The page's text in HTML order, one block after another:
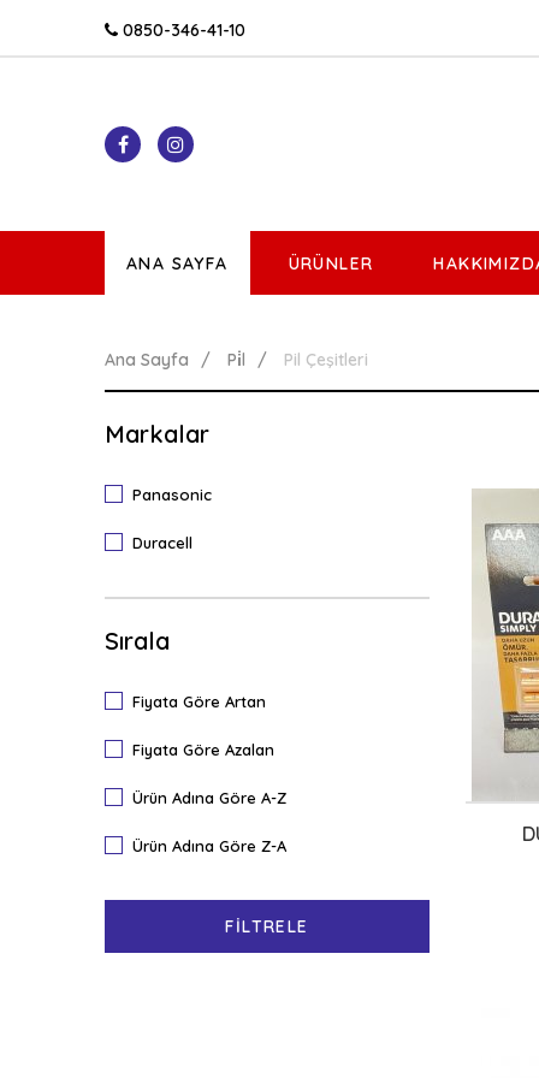
0850-346-41-10
ANA SAYFA ÜRÜNLER
Ana Sayfa Pi̇l Pil Çeşitleri
Markalar
Panasonic
Duracell
Sırala
Fiyata Göre Artan
Fiyata Göre Azalan
Ürün Adına Göre A-Z
Ürün Adına Göre Z-A
FILTRELE